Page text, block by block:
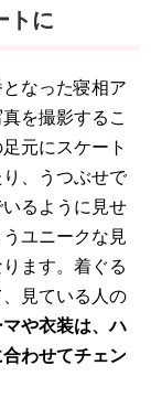
トに
なった寝相ア
を撮影するこ
元にスケート
、うつぶせで
るように見せ
ユニークな見
ます。着ぐる
見ている人の
や衣装は、ハ
わせてチェン